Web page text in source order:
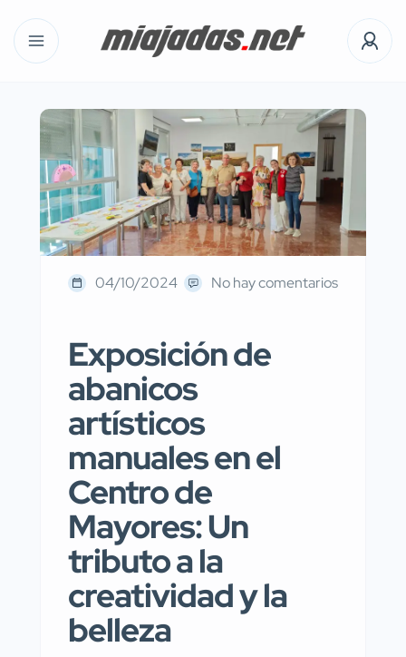
04/10/2024 No hay comentarios
Exposición de
abanicos
artísticos
manuales en el
Centro de
Mayores: Un
tributo a la
creatividad y la
belleza